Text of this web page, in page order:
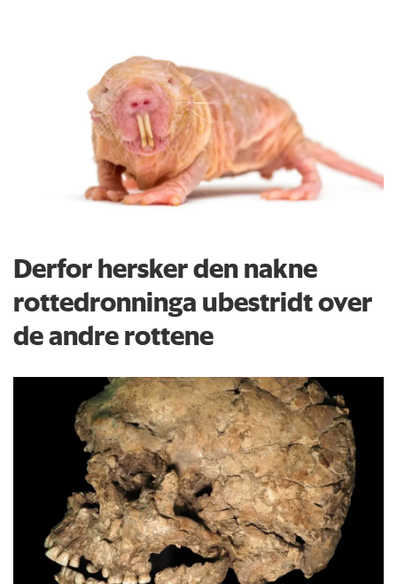
Derfor hersker den nakne
rottedronninga ubestridt over
de andre rottene